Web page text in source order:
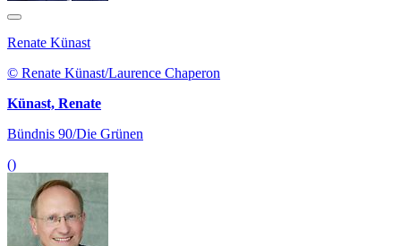
Renate Künast
© Renate Künast/Laurence Chaperon
Künast, Renate
Bündnis 90/Die Grünen
()